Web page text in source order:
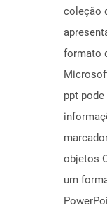
coleção
formato
ppt
objetos
um